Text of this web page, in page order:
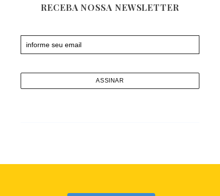
RECEBA NOSSA NEWSLETTER